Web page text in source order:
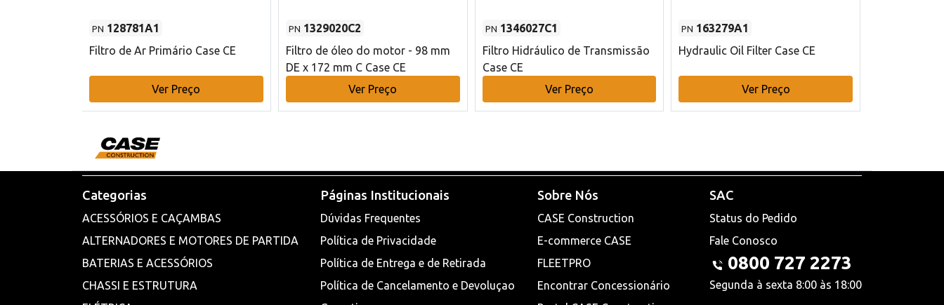
PN 128781A1
Filtro de Ar Primário Case CE
Ver Preço
PN 1329020C2
Filtro de óleo do motor - 98 mm
DE x 172 mm C Case CE
Ver Preço
PN 1346027C1
Filtro Hidráulico de Transmissão
Case CE
Ver Preço
PN 163279A1
Hydraulic Oil Filter Case CE
Ver Preço
Categorias
ACESSÓRIOS E CAÇAMBAS
ALTERNADORES E MOTORES DE PARTIDA
BATERIAS E ACESSÓRIOS
CHASSI E ESTRUTURA
Páginas Institucionais
Dúvidas Frequentes
Política de Privacidade
Política de Entrega e de Retirada
Política de Cancelamento e Devoluçao
Sobre Nós
CASE Construction
E-commerce CASE
FLEETPRO
Encontrar Concessionário
SAC
Status do Pedido
Fale Conosco
0800 727 2273
Segunda à sexta 8:00 às 18:00